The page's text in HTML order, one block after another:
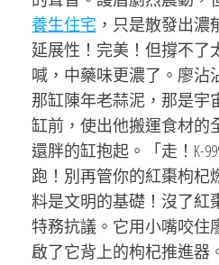
養生住宅 ，只是散發出
延展性！完美！但撐不了
喊，中藥味更濃了。廖沾
那缸陳年老蒜泥，那是宇
缸前，使出他搬運食材的
還胖的缸抱起。「走！K-
跑！別再管你的紅棗枸杞
料是文明的基礎！沒了紅
特務抗議。它用小嘴咬住
啟了它背上的枸杞推進器